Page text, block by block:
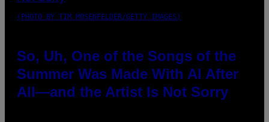
(PHOTO BY TIM MOSENFELDER/GETTY IMAGES)
So, Uh, One of the Songs of the
Summer Was Made With AI After
All—and the Artist Is Not Sorry